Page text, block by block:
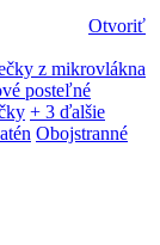
Otvoriť
z mikrovlákna
posteľné
+ 3 ďalšie
Obojstranné